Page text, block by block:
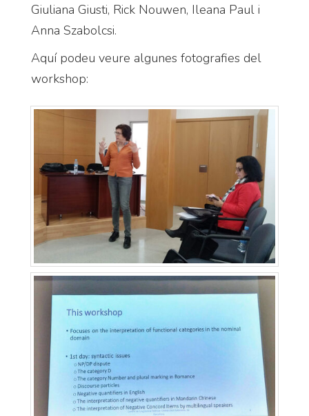
Giuliana Giusti, Rick Nouwen, Ileana Paul i
Anna Szabolcsi.
Aquí podeu veure algunes fotografies del
workshop: